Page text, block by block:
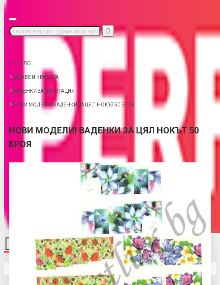
Кутията ви е празна
НАЧАЛО
ЗДРАВЕ И КРАСОТА
ВАДЕНКИ ЗА ДЕКОРАЦИЯ
НОВИ МОДЕЛИ! ВАДЕНКИ ЗА ЦЯЛ НОКЪТ 50 БРОЯ
НОВИ МОДЕЛИ! ВАДЕНКИ ЗА ЦЯЛ НОКЪТ 50
БРОЯ